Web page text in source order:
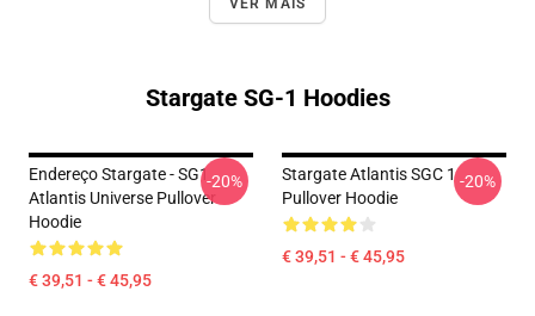
VER MAIS
Stargate SG-1 Hoodies
Endereço Stargate - SG1
Atlantis Universe Pullover
Hoodie
€ 39,51 - € 45,95
-20%
Stargate Atlantis SGC 1
Pullover Hoodie
€ 39,51 - € 45,95
-20%